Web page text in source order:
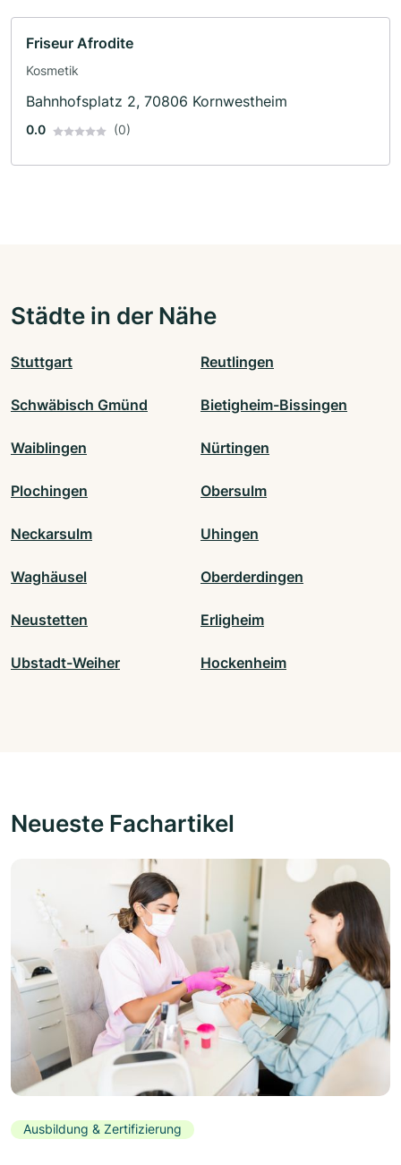
Friseur Afrodite
Kosmetik
Bahnhofsplatz 2, 70806 Kornwestheim
0.0 (0)
Städte in der Nähe
Stuttgart Reutlingen
Schwäbisch Gmünd Bietigheim-Bissingen
Waiblingen Nürtingen
Plochingen Obersulm
Neckarsulm Uhingen
Waghäusel Oberderdingen
Neustetten Erligheim
Ubstadt-Weiher Hockenheim
Neueste Fachartikel
Ausbildung & Zertifizierung